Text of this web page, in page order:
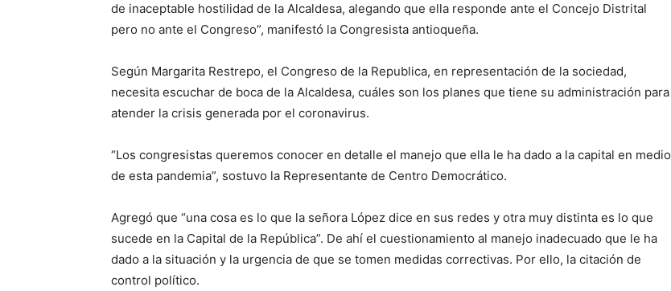
de inaceptable hostilidad de la Alcaldesa, alegando que ella responde ante el Concejo Distrital
pero no ante el Congreso”, manifestó la Congresista antioqueña.
Según Margarita Restrepo, el Congreso de la Republica, en representación de la sociedad,
necesita escuchar de boca de la Alcaldesa, cuáles son los planes que tiene su administración para
atender la crisis generada por el coronavirus.
“Los congresistas queremos conocer en detalle el manejo que ella le ha dado a la capital en medio
de esta pandemia”, sostuvo la Representante de Centro Democrático.
Agregó que “una cosa es lo que la señora López dice en sus redes y otra muy distinta es lo que
sucede en la Capital de la República”. De ahí el cuestionamiento al manejo inadecuado que le ha
dado a la situación y la urgencia de que se tomen medidas correctivas. Por ello, la citación de
control político.